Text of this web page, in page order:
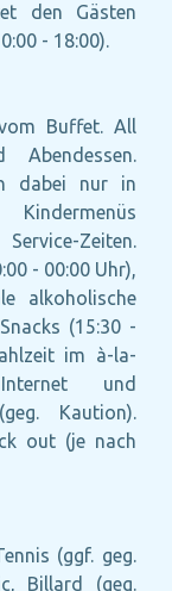
den Gästen
- 18:00).
Buffet. All
dabei nur in
Zeiten.
- 00:00 Uhr),
alkoholische
(15:30 -
im à-la-
und
Kaution).
out (je nach
(ggf. geg.
Billard (geg.